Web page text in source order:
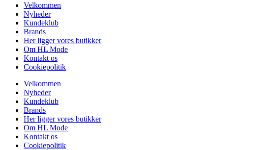
Velkommen
Nyheder
Kundeklub
Brands
Her ligger vores butikker
Om HL Mode
Kontakt os
Cookiepolitik
Velkommen
Nyheder
Kundeklub
Brands
Her ligger vores butikker
Om HL Mode
Kontakt os
Cookiepolitik